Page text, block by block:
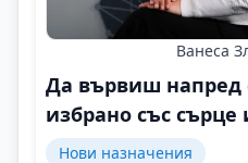
Ванеса
Да вървиш напред
избрано със сърце
Нови назначения